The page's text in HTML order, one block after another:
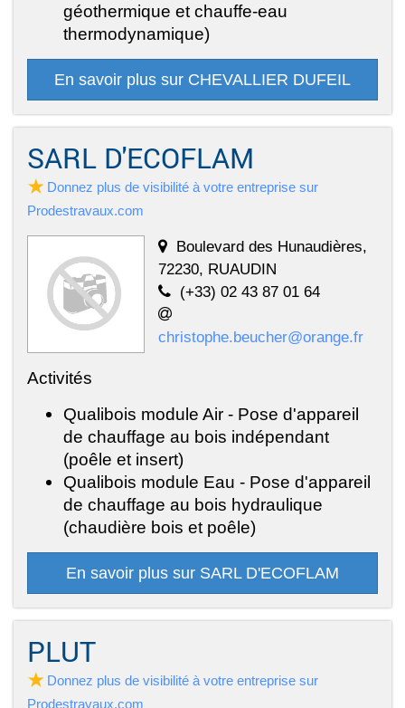
géothermique et chauffe-eau
thermodynamique)
En savoir plus sur CHEVALLIER DUFEIL
SARL D'ECOFLAM
Donnez plus de visibilité à votre entreprise sur
Prodestravaux.com
Boulevard des Hunaudières,
72230, RUAUDIN
(+33) 02 43 87 01 64
christophe.beucher@orange.fr
Activités
Qualibois module Air - Pose d'appareil
de chauffage au bois indépendant
(poêle et insert)
Qualibois module Eau - Pose d'appareil
de chauffage au bois hydraulique
(chaudière bois et poêle)
En savoir plus sur SARL D'ECOFLAM
PLUT
Donnez plus de visibilité à votre entreprise sur
Prodestravaux.com